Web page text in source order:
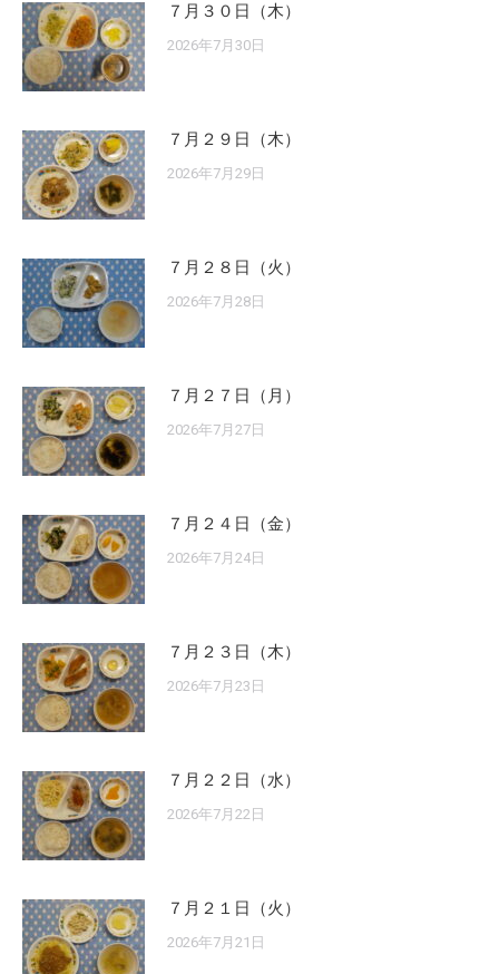
７月３０日（木）
2026年7月30日
７月２９日（木）
2026年7月29日
７月２８日（火）
2026年7月28日
７月２７日（月）
2026年7月27日
７月２４日（金）
2026年7月24日
７月２３日（木）
2026年7月23日
７月２２日（水）
2026年7月22日
７月２１日（火）
2026年7月21日